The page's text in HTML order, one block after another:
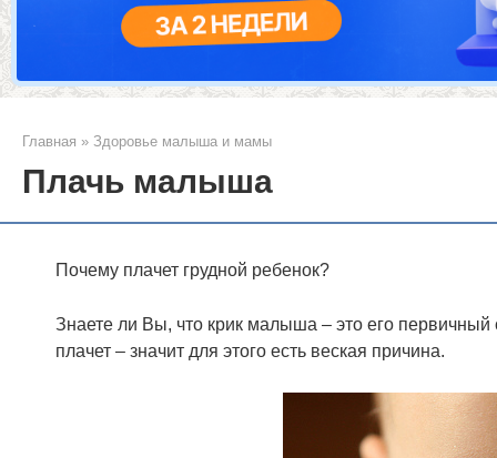
Главная » Здоровье малыша и мамы
Плачь малыша
Почему плачет грудной ребенок?
Знаете ли Вы, что крик малыша – это его
плачет – значит для этого есть веская причина.